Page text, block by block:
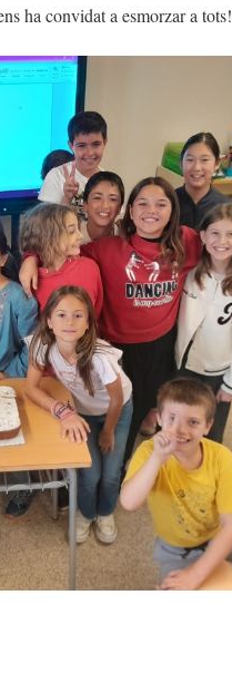
ha convidat a esmorzar a tots!